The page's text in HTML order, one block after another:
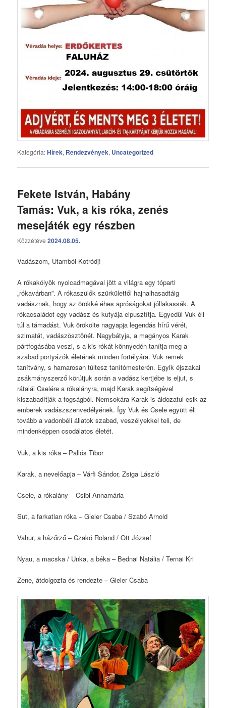
Kategória:Hírek, Rendezvények, Uncategorized
Fekete István, Habány
Tamás: Vuk, a kis róka, zenés
mesejáték egy részben
Közzétéve2024.08.05.
Vadászom, Utamból Kotródj!
A rókakölyök nyolcadmagával jött a világra egy tóparti
„rókavárban”. A rókaszülők szürkülettől hajnalhasadtáig
vadásznak, hogy az örökké éhes apróságokat jóllakassák. A
rókacsaládot egy vadász és kutyája elpusztítja. Egyedül Vuk éli
túl a támadást. Vuk örökölte nagyapja legendás hírű vérét,
szimatát, vadászösztönét. Nagybátyja, a magányos Karak
pártfogásába veszi, s a kis rókát könnyedén tanítja meg a
szabad portyázók életének minden fortélyára. Vuk remek
tanítvány, s hamarosan túltesz tanítómesterén. Egyik éjszakai
zsákmányszerző körútjuk során a vadász kertjébe is eljut, s
rátalál Cselére a rókalányra, majd Karak segítségével
kiszabadítják a fogságból. Nemsokára Karak is áldozatul esik az
emberek vadászszenvedélyének. Így Vuk és Csele együtt éli
tovább a vadonbéli állatok szabad, veszélyekkel teli, de
mindenképpen csodálatos életét.
Vuk, a kis róka – Pallós Tibor
Karak, a nevelőapja – Várfi Sándor, Zsiga László
Csele, a rókalány – Csibi Annamária
Sut, a farkatlan róka – Gieler Csaba / Szabó Arnold
Vahur, a házőrző – Czakó Roland / Ott József
Nyau, a macska / Unka, a béka – Bednai Natália / Ternai Kri
Zene, átdolgozta és rendezte – Gieler Csaba